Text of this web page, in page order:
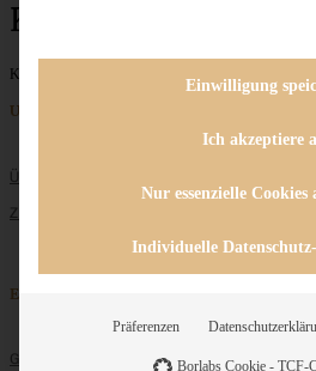
Kinder
Keine Beiträge gefunden
Unternehmen
ÜBER MICH
ZUSAMMENARBEIT
Entdecken
GRUNDLAGEN
Einwilligung
Ich akzeptiere
Nur essenzielle Cookies
Individuelle
Präferenzen
Borlabs Cookie - TCF-